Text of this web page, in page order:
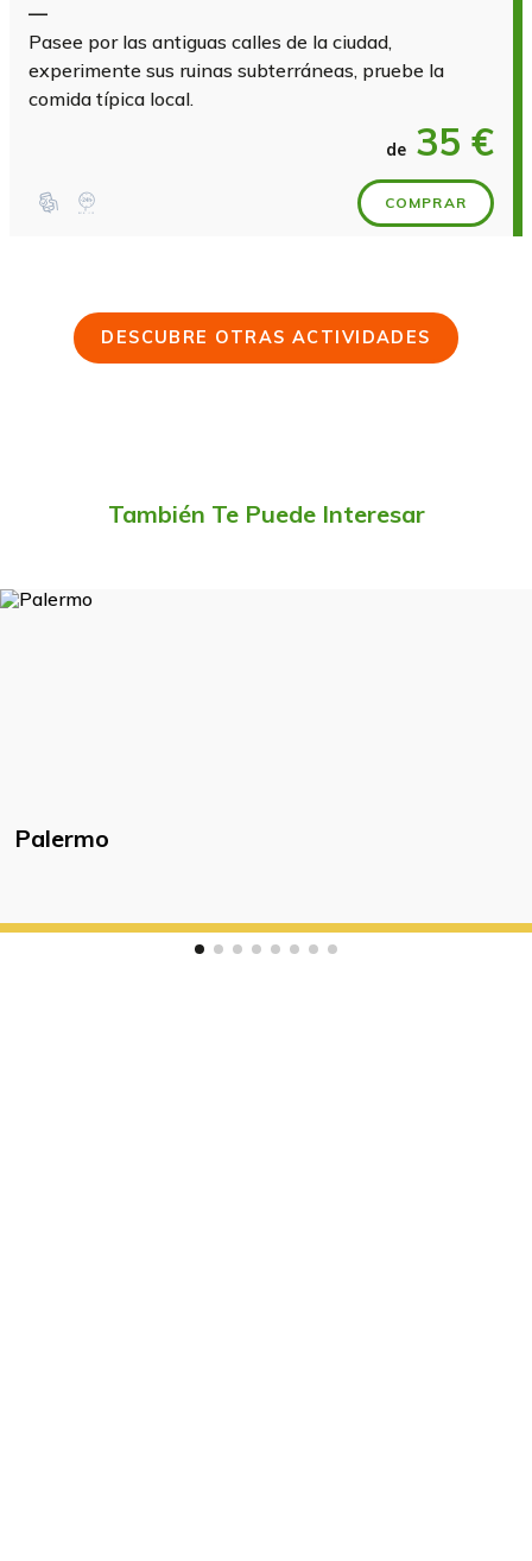
—
Pasee por las antiguas calles de la ciudad,
experimente sus ruinas subterráneas, pruebe la
comida típica local.
de 35 €
COMPRAR
DESCUBRE OTRAS ACTIVIDADES
También Te Puede Interesar
Palermo